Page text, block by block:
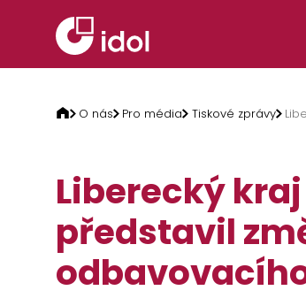
O nás Pro média Tiskové zprávy
Liberecký
představil